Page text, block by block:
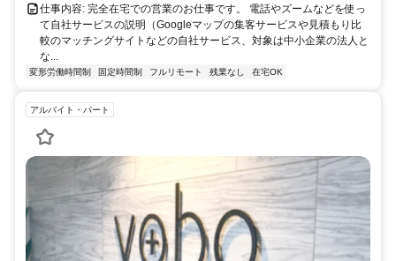
仕事内容: 完全在宅での営業のお仕事です。 電話やズームなどを使っ
て自社サービスの説明（Googleマップの集客サービスや見積もり比
較のマッチングサイトなどの自社サービス、対象は中小企業の法人と
な...
変形労働時間制 固定時間制 フルリモート 残業なし 在宅OK
アルバイト・パート